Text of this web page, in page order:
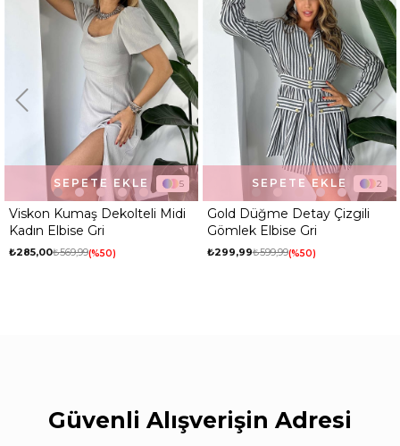
2
Gold Düğme Detay Çizgili
Gömlek Elbise Gri
₺299,99₺599,99 %50
SEPETE EKLE
Viskon Kumaş Dekolteli Midi
Kadın Elbise Kahve
₺285,00₺569,99 %50
SEPETE EKLE
Güvenli Alışverişin Adresi